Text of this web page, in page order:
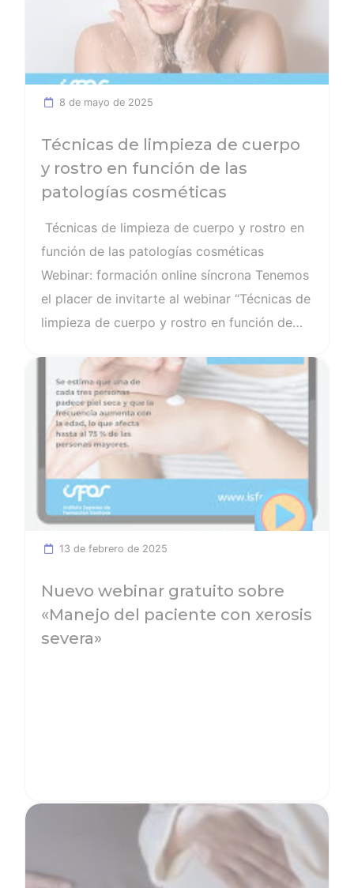
8 de mayo de 2025
Técnicas de limpieza de cuerpo
y rostro en función de las
patologías cosméticas
Técnicas de limpieza de cuerpo y rostro en
función de las patologías cosméticas
Webinar: formación online síncrona Tenemos
el placer de invitarte al webinar “Técnicas de
limpieza de cuerpo y rostro en función de
organizado por ISFOS, el Instituto Superior
de Formación Sanitaria del Consejo General
de Enfermería, en colaboración con CeraVe,
que tendrá lugar el próximo martes 13 de
mayo de 16:00 a 17:30 CEST. La limpieza del
cuerpo y del rostro debe variar en función
del tipo de piel, para garantizar así los
mejores resultados y evitar la aparición de
efectos adversos. Asegurarse de que la
piel…
13 de febrero de 2025
Nuevo webinar gratuito sobre
«Manejo del paciente con xerosis
severa»
Ver noticia
Ver noticia